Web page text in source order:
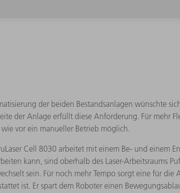
der beiden Bestandsanlagen wünschte
der Anlage erfüllt diese Anforderung. Für
vor ein manueller Betrieb möglich.
Cell 8030 arbeitet mit einem Be- und einem
kann, sind oberhalb des Laser-Arbeitsraums
sein. Für noch mehr Tempo sorgt eine für
ist. Er spart dem Roboter einen